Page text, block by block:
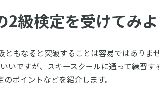
2級検定を受けてみ
ともなると突破することは容易ではありま
いですが、スキースクールに通って練習
のポイントなどを紹介します。